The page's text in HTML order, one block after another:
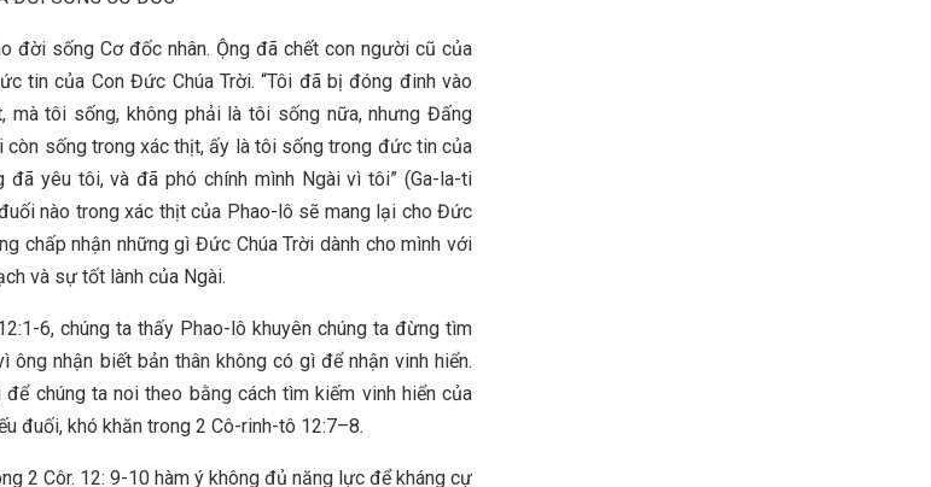
đời sống Cơ đốc nhân. Ộng đã chết con người cũ của
tin của Con Đức Chúa Trời. “Tôi đã bị đóng đinh vào
tôi sống, không phải là tôi sống nữa, nhưng Đấng
còn sống trong xác thịt, ấy là tôi sống trong đức tin của
đã yêu tôi, và đã phó chính mình Ngài vì tôi” (Ga-la-ti
nào trong xác thịt của Phao-lô sẽ mang lại cho Đức
chấp nhận những gì Đức Chúa Trời dành cho mình với
và sự tốt lành của Ngài.
6, chúng ta thấy Phao-lô khuyên chúng ta đừng tìm
ông nhận biết bản thân không có gì để nhận vinh hiển.
chúng ta noi theo bằng cách tìm kiếm vinh hiển của
đuối, khó khăn trong 2 Cô-rinh-tô 12:7–8.
2 Côr. 12: 9-10 hàm ý không đủ năng lực để kháng cự